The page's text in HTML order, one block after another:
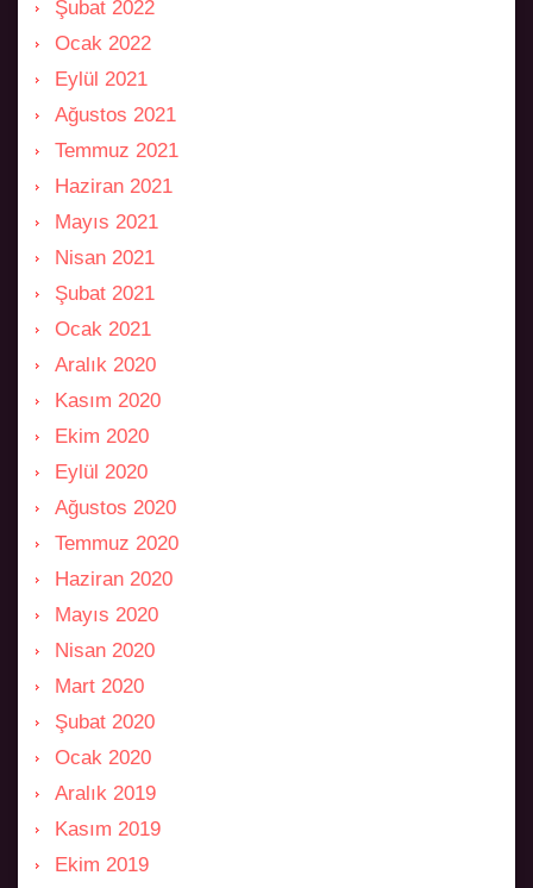
Şubat 2022
Ocak 2022
Eylül 2021
Ağustos 2021
Temmuz 2021
Haziran 2021
Mayıs 2021
Nisan 2021
Şubat 2021
Ocak 2021
Aralık 2020
Kasım 2020
Ekim 2020
Eylül 2020
Ağustos 2020
Temmuz 2020
Haziran 2020
Mayıs 2020
Nisan 2020
Mart 2020
Şubat 2020
Ocak 2020
Aralık 2019
Kasım 2019
Ekim 2019